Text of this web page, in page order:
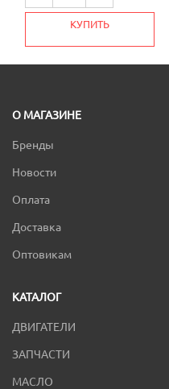
КУПИТЬ
О МАГАЗИНЕ
Бренды
Новости
Оплата
Доставка
Оптовикам
КАТАЛОГ
ДВИГАТЕЛИ
ЗАПЧАСТИ
МАСЛО